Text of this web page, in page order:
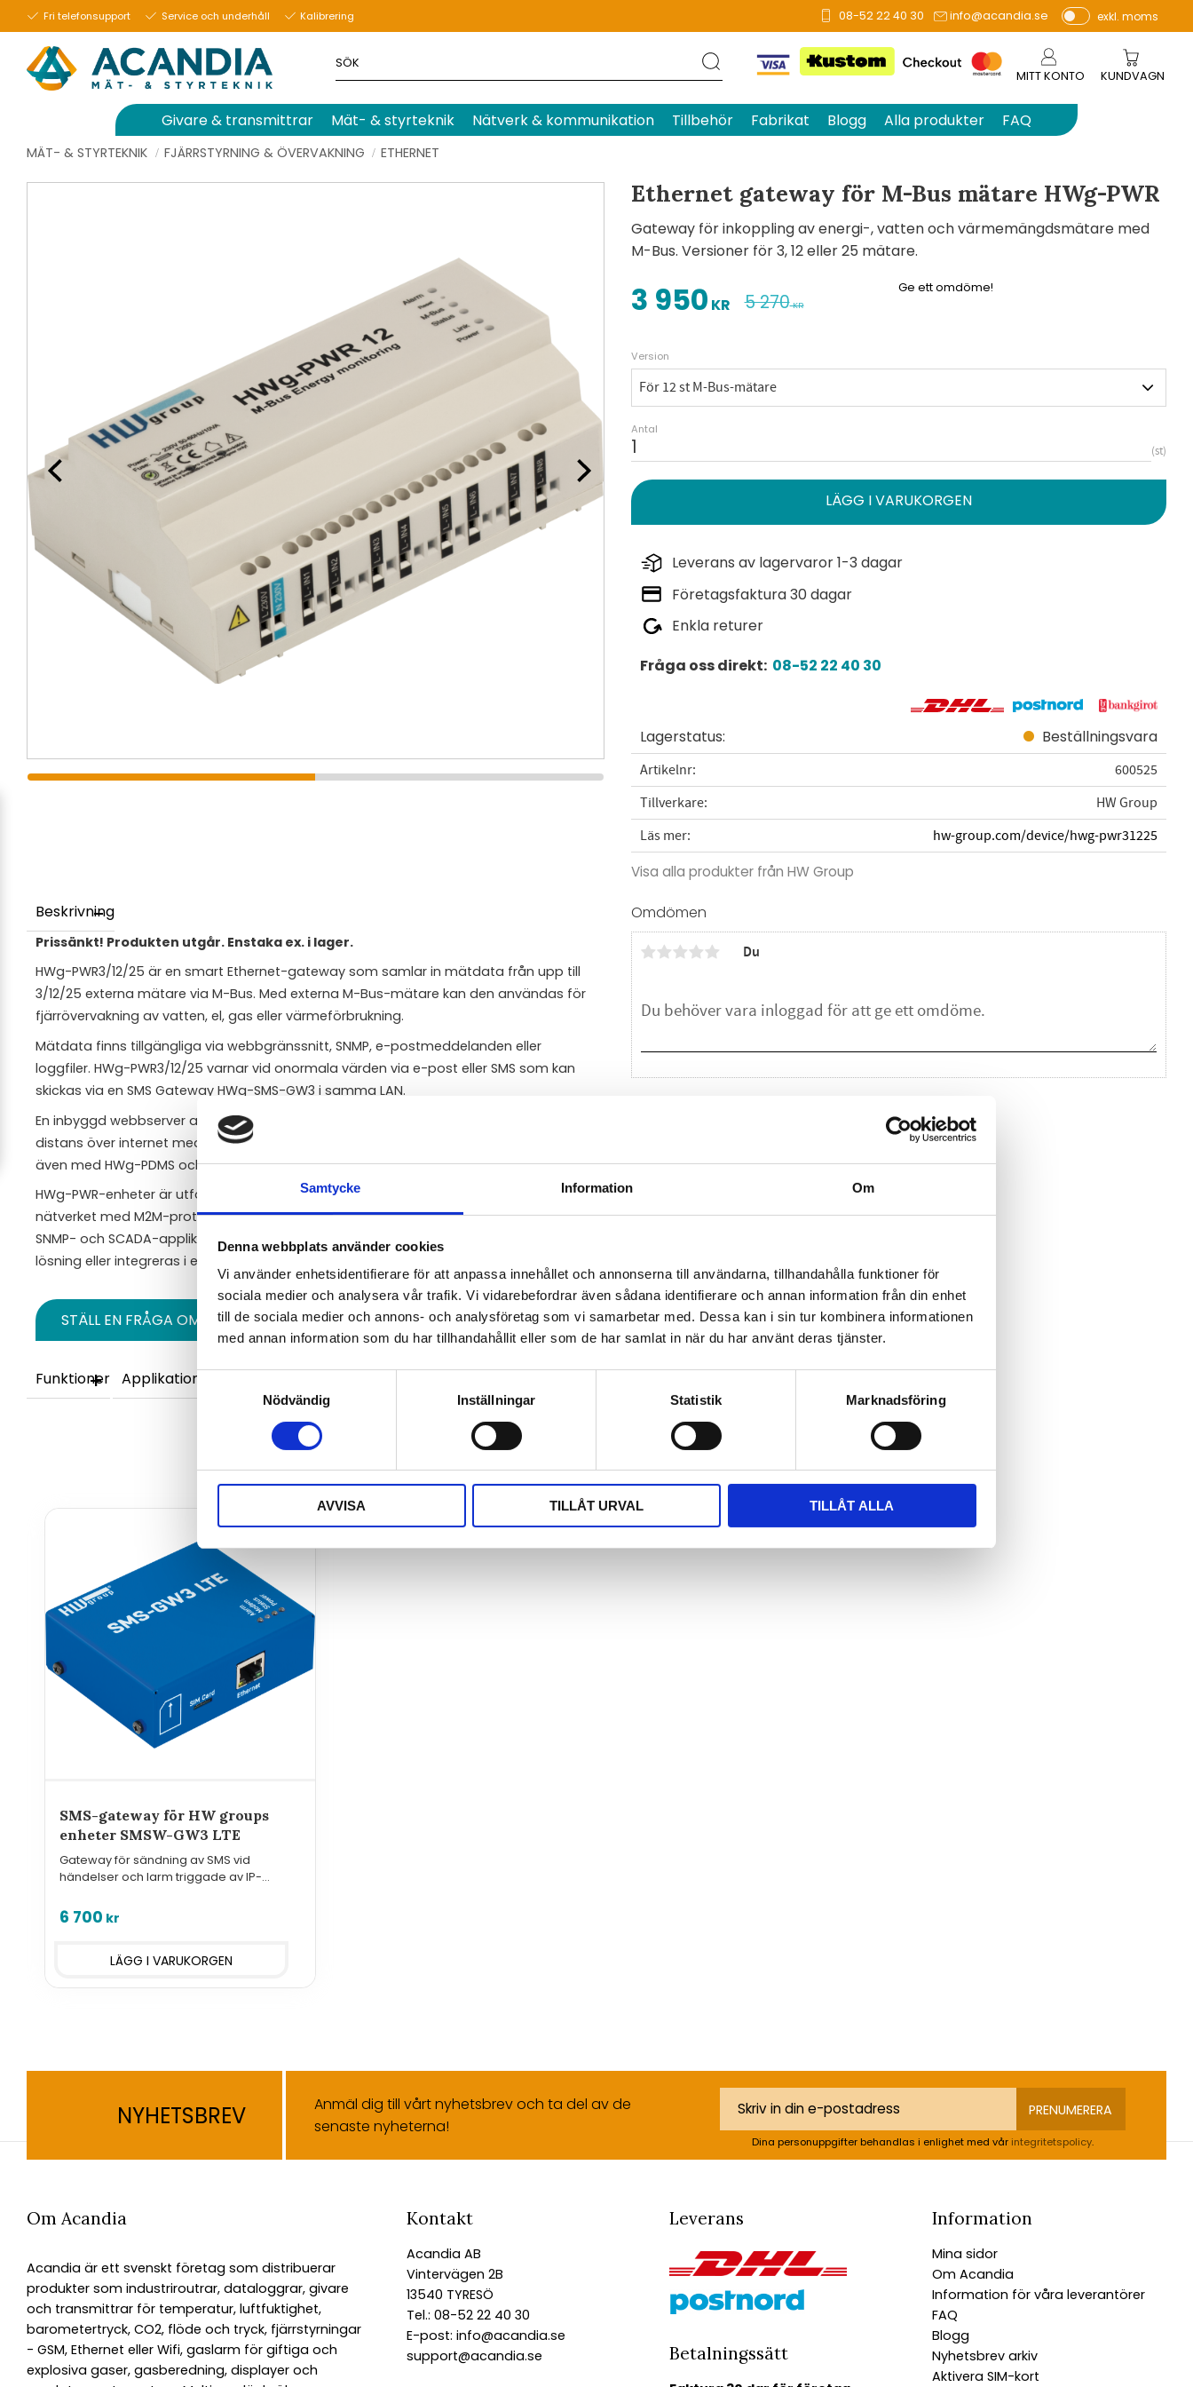
Samtycke Information Om
Denna webbplats använder cookies
Vi använder enhetsidentifierare för att anpassa innehållet och annonserna till användarna, tillhandahålla funktioner för
sociala medier och analysera vår trafik. Vi vidarebefordrar även sådana identifierare och annan information från din enhet
till de sociala medier och annons- och analysföretag som vi samarbetar med. Dessa kan i sin tur kombinera informationen
med annan information som du har tillhandahållit eller som de har samlat in när du har använt deras tjänster.
Samtyckesval
Nödvändig
Inställningar Statistik Marknadsföring
AVVISA TILLÅT URVAL TILLÅT ALLA
Fri telefonsupport Service och underhåll Kalibrering 08-52 22 40 30 info@acandia.se
P
e
r
vi
s
exkl. moms
MITT KONTO KUNDVAGN
Givare & transmittrar Mät- & styrteknik Nätverk & kommunikation Tillbehör Fabrikat Blogg Alla produkter FAQ
MÄT- & STYRTEKNIK FJÄRRSTYRNING & ÖVERVAKNING ETHERNET
Ethernet gateway för M-Bus mätare HWg-PWR
Gateway för inkoppling av energi-, vatten och värmemängdsmätare med
M-Bus. Versioner för 3, 12 eller 25 mätare.
Nedsatt pris:
3 950 KR Ordinarie pris:
5 270KR
Version
Antal
st
Leverans av lagervaror 1-3 dagar
Företagsfaktura 30 dagar
Enkla returer
Fråga oss direkt: 08-52 22 40 30
Lagerstatus Beställningsvara
Artikelnr
600525
Tillverkare
HW Group
Läs mer
hw-group.com/device/hwg-pwr31225
Visa alla produkter från HW Group
Ge ett omdöme!
Beskrivning
Prissänkt! Produkten utgår. Enstaka ex. i lager.
HWg-PWR3/12/25 är en smart Ethernet-gateway som samlar in mätdata från upp till
3/12/25 externa mätare via M-Bus. Med externa M-Bus-mätare kan den användas för
fjärrövervakning av vatten, el, gas eller värmeförbrukning.
Mätdata finns tillgängliga via webbgränssnitt, SNMP, e-postmeddelanden eller
loggfiler. HWg-PWR3/12/25 varnar vid onormala värden via e-post eller SMS som kan
skickas via en SMS Gateway HWg-SMS-GW3 i samma LAN.
En inbyggd webbserver används för att konfigurering. Enheten kan övervakas på
distans över internet med den kostnadsfria SensDesk-portalen. Enheterna fungerar
även med HWg-PDMS och HWg-Trigger.
HWg-PWR-enheter är utformade för att övervaka externa M-Bus-mätare över
nätverket med M2M-protokoll (Modbus TCP, SNMPv1, XML ...). Med stöd för över 50
SNMP- och SCADA-applikationer kan HWg-PWR-enheter användas som en fristående
lösning eller integreras i ett stort övervaknings- och kontrollsystem.
STÄLL EN FRÅGA OM PRODUKTEN
Funktioner Applikationer och användning
Omdömen
Baserat på 0 betyg.
Du
SMS-gateway för HW groups
enheter SMSW-GW3 LTE
Gateway för sändning av SMS vid
händelser och larm triggade av IP-
från HW Group
6 700 kr
NYHETSBREV
Anmäl dig till vårt nyhetsbrev och ta del av de
senaste nyheterna!
PRENUMERERA
Dina personuppgifter behandlas i enlighet med vår integritetspolicy.
Om Acandia
Acandia är ett svenskt företag som distribuerar
produkter som industriroutrar, dataloggrar, givare
och transmittrar för temperatur, luftfuktighet,
barometertryck, CO2, flöde och tryck, fjärrstyrningar
- GSM, Ethernet eller Wifi, gaslarm för giftiga och
explosiva gaser, gasberedning, displayer och
Kontakt
Acandia AB
Vintervägen 2B
13540 TYRESÖ
Tel.: 08-52 22 40 30
E-post: info@acandia.se
support@acandia.se
Leverans
Betalningssätt
Information
Mina sidor
Om Acandia
Information för våra leverantörer
FAQ
Blogg
Nyhetsbrev arkiv
Aktivera SIM-kort